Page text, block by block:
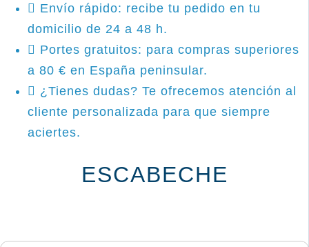
Envío rápido: recibe tu pedido en tu
domicilio de 24 a 48 h.
Portes gratuitos: para compras superiores
a 80 € en España peninsular.
¿Tienes dudas? Te ofrecemos atención al
cliente personalizada para que siempre
aciertes.
ESCABECHE